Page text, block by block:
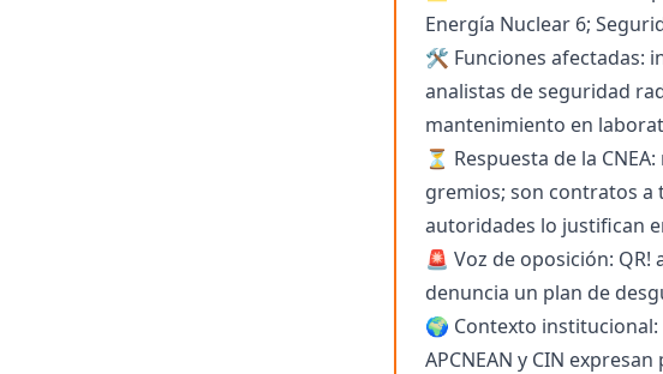
Energía Nuclear 6;
🛠️ Funciones afectadas:
analistas de seguridad
mantenimiento en
⏳ Respuesta de la
gremios; son contratos a
autoridades lo justifican
🚨 Voz de oposición: QR!
denuncia un plan de
🌍 Contexto institucional:
APCNEAN y CIN